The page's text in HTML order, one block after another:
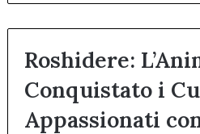
Roshidere:
Conquistato i
Appassionati